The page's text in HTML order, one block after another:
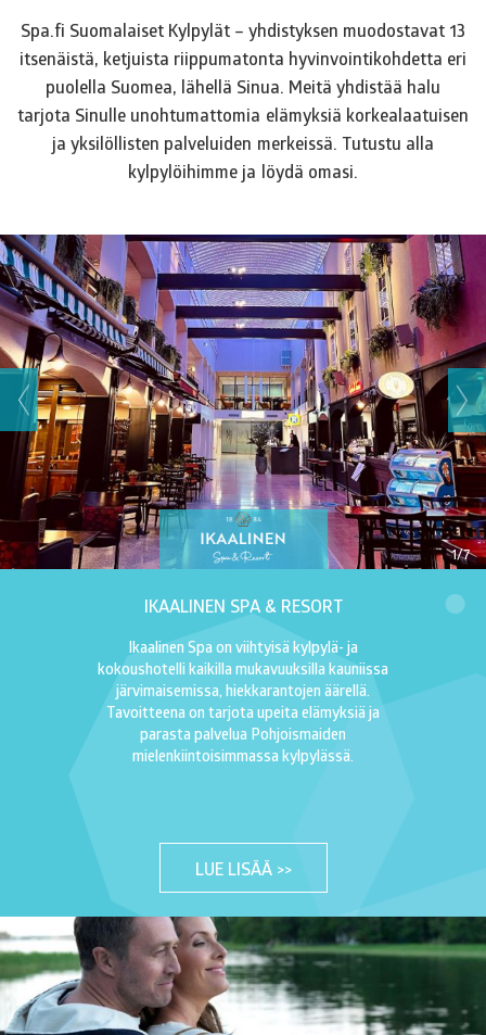
Spa.fi Suomalaiset Kylpylät – yhdistyksen muodostavat 13
itsenäistä, ketjuista riippumatonta hyvinvointikohdetta eri
puolella Suomea, lähellä Sinua. Meitä yhdistää halu
tarjota Sinulle unohtumattomia elämyksiä korkealaatuisen
ja yksilöllisten palveluiden merkeissä. Tutustu alla
kylpylöihimme ja löydä omasi.
1/7
IKAALINEN SPA & RESORT
Ikaalinen Spa on viihtyisä kylpylä- ja
kokoushotelli kaikilla mukavuuksilla kauniissa
järvimaisemissa, hiekkarantojen äärellä.
Tavoitteena on tarjota upeita elämyksiä ja
parasta palvelua Pohjoismaiden
mielenkiintoisimmassa kylpylässä.
LUE LISÄÄ >>